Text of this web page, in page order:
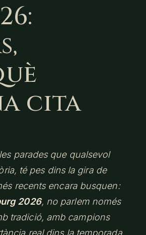
cita
parades que qualsevol
té pes dins la gira de
recents encara busquen:
2026, no parlem només
tradició, amb campions
real dins la temporada